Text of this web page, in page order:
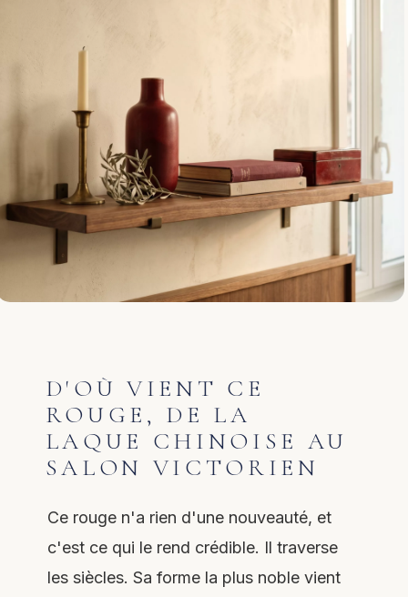
D'OÙ VIENT CE
ROUGE, DE LA
LAQUE CHINOISE AU
SALON VICTORIEN
Ce rouge n'a rien d'une nouveauté, et
c'est ce qui le rend crédible. Il traverse
les siècles. Sa forme la plus noble vient